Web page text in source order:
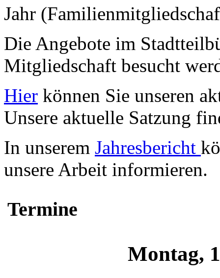
Jahr
Die Angebote im
Mitgliedschaft besucht
Hier können Sie unseren
Unsere aktuelle Satzung
In unserem Jahresbericht
unsere Arbeit informieren.
Termine
Montag,